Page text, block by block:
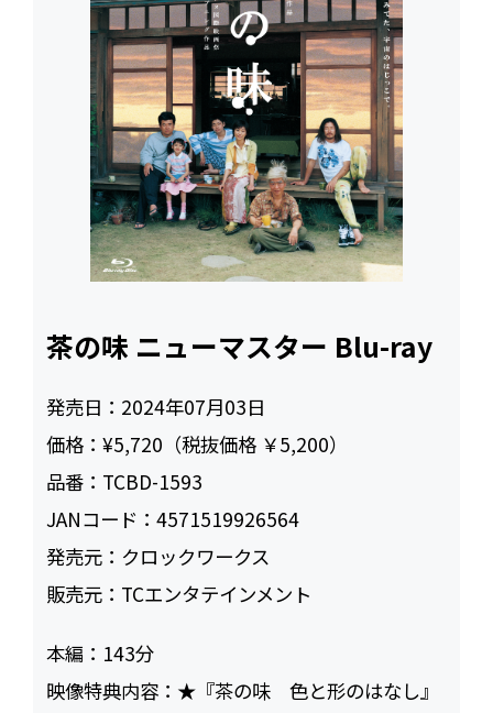
茶の味 ニューマスター Blu-ray
発売日： 2024年07月03日
価格：¥5,720（税抜価格 ￥5,200）
品番： TCBD-1593
JANコード：4571519926564
発売元： クロックワークス
販売元： TCエンタテインメント
本編： 143
映像特典内容： ★『茶の味 色と形のはなし』